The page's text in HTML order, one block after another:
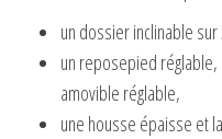
un dossier inclinable
un reposepied réglable,
amovible réglable,
une housse épaisse et